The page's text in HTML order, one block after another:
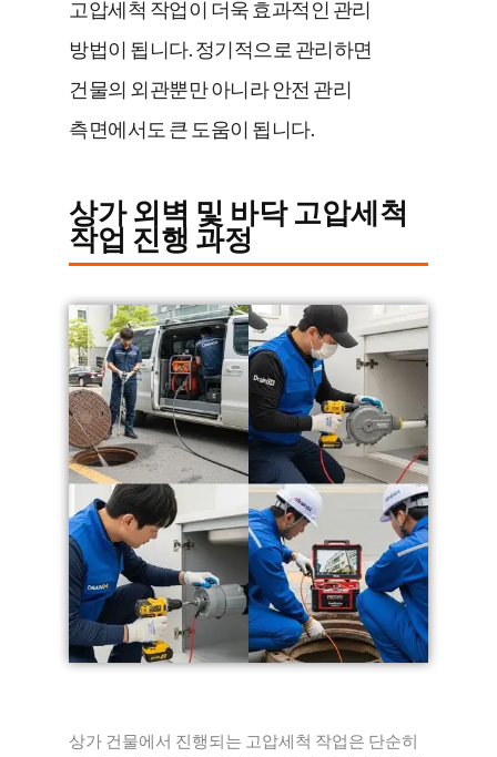
고압세척 작업이 더욱 효과적인 관리
방법이 됩니다. 정기적으로 관리하면
건물의 외관뿐만 아니라 안전 관리
측면에서도 큰 도움이 됩니다.
상가 외벽 및 바닥 고압세척
작업 진행 과정
상가 건물에서 진행되는 고압세척 작업은 단순히